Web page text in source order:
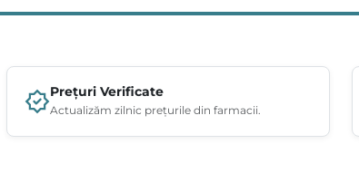
Prețuri Verificate
Actualizăm zilnic prețurile din farmacii.